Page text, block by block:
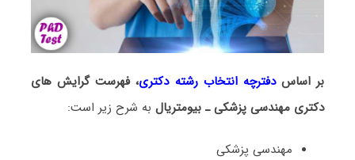
بر اساسدفترچه انتخاب رشته دکتری، فهرست گرایش های
دکتری ﻣﻬﻨﺪسی پزشکی ـ بیومتریال به شرح زیر است:
ﻣﻬﻨﺪسی پزشکی